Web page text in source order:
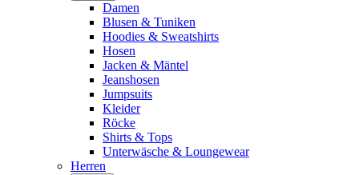
Damen
Blusen & Tuniken
Hoodies & Sweatshirts
Hosen
Jacken & Mäntel
Jeanshosen
Jumpsuits
Kleider
Röcke
Shirts & Tops
Unterwäsche & Loungewear
Herren